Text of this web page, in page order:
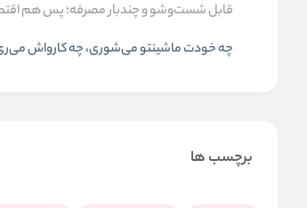
قابل شست‌وشو و چندبار مصرفه؛ پس هم
چه خودت ماشینتو می‌شوری، چه کارواش
برچسب ها